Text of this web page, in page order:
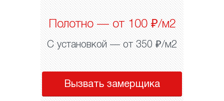
Полотно — от 100 ₽/м2
С установкой — от 350 ₽/м2
Вызвать замерщика